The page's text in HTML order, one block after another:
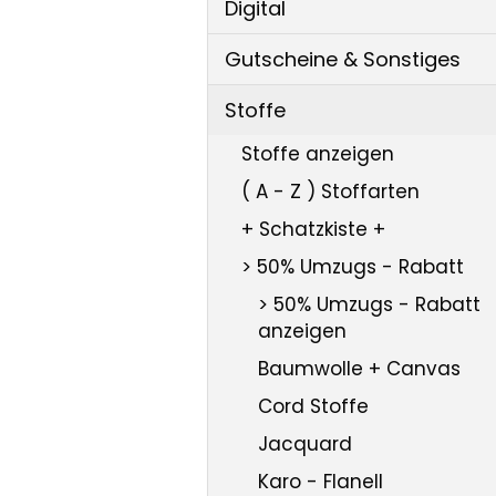
Digital
Gutscheine & Sonstiges
Stoffe
Stoffe anzeigen
( A - Z ) Stoffarten
+ Schatzkiste +
> 50% Umzugs - Rabatt
> 50% Umzugs - Rabatt
anzeigen
Baumwolle + Canvas
Cord Stoffe
Jacquard
Karo - Flanell